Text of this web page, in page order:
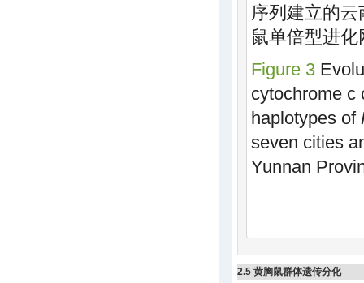
序列建立的
鼠单倍型进
Figure 3
cytochrome c
haplotypes of
seven cities
Yunnan
2.5 黄胸鼠群体遗传分化